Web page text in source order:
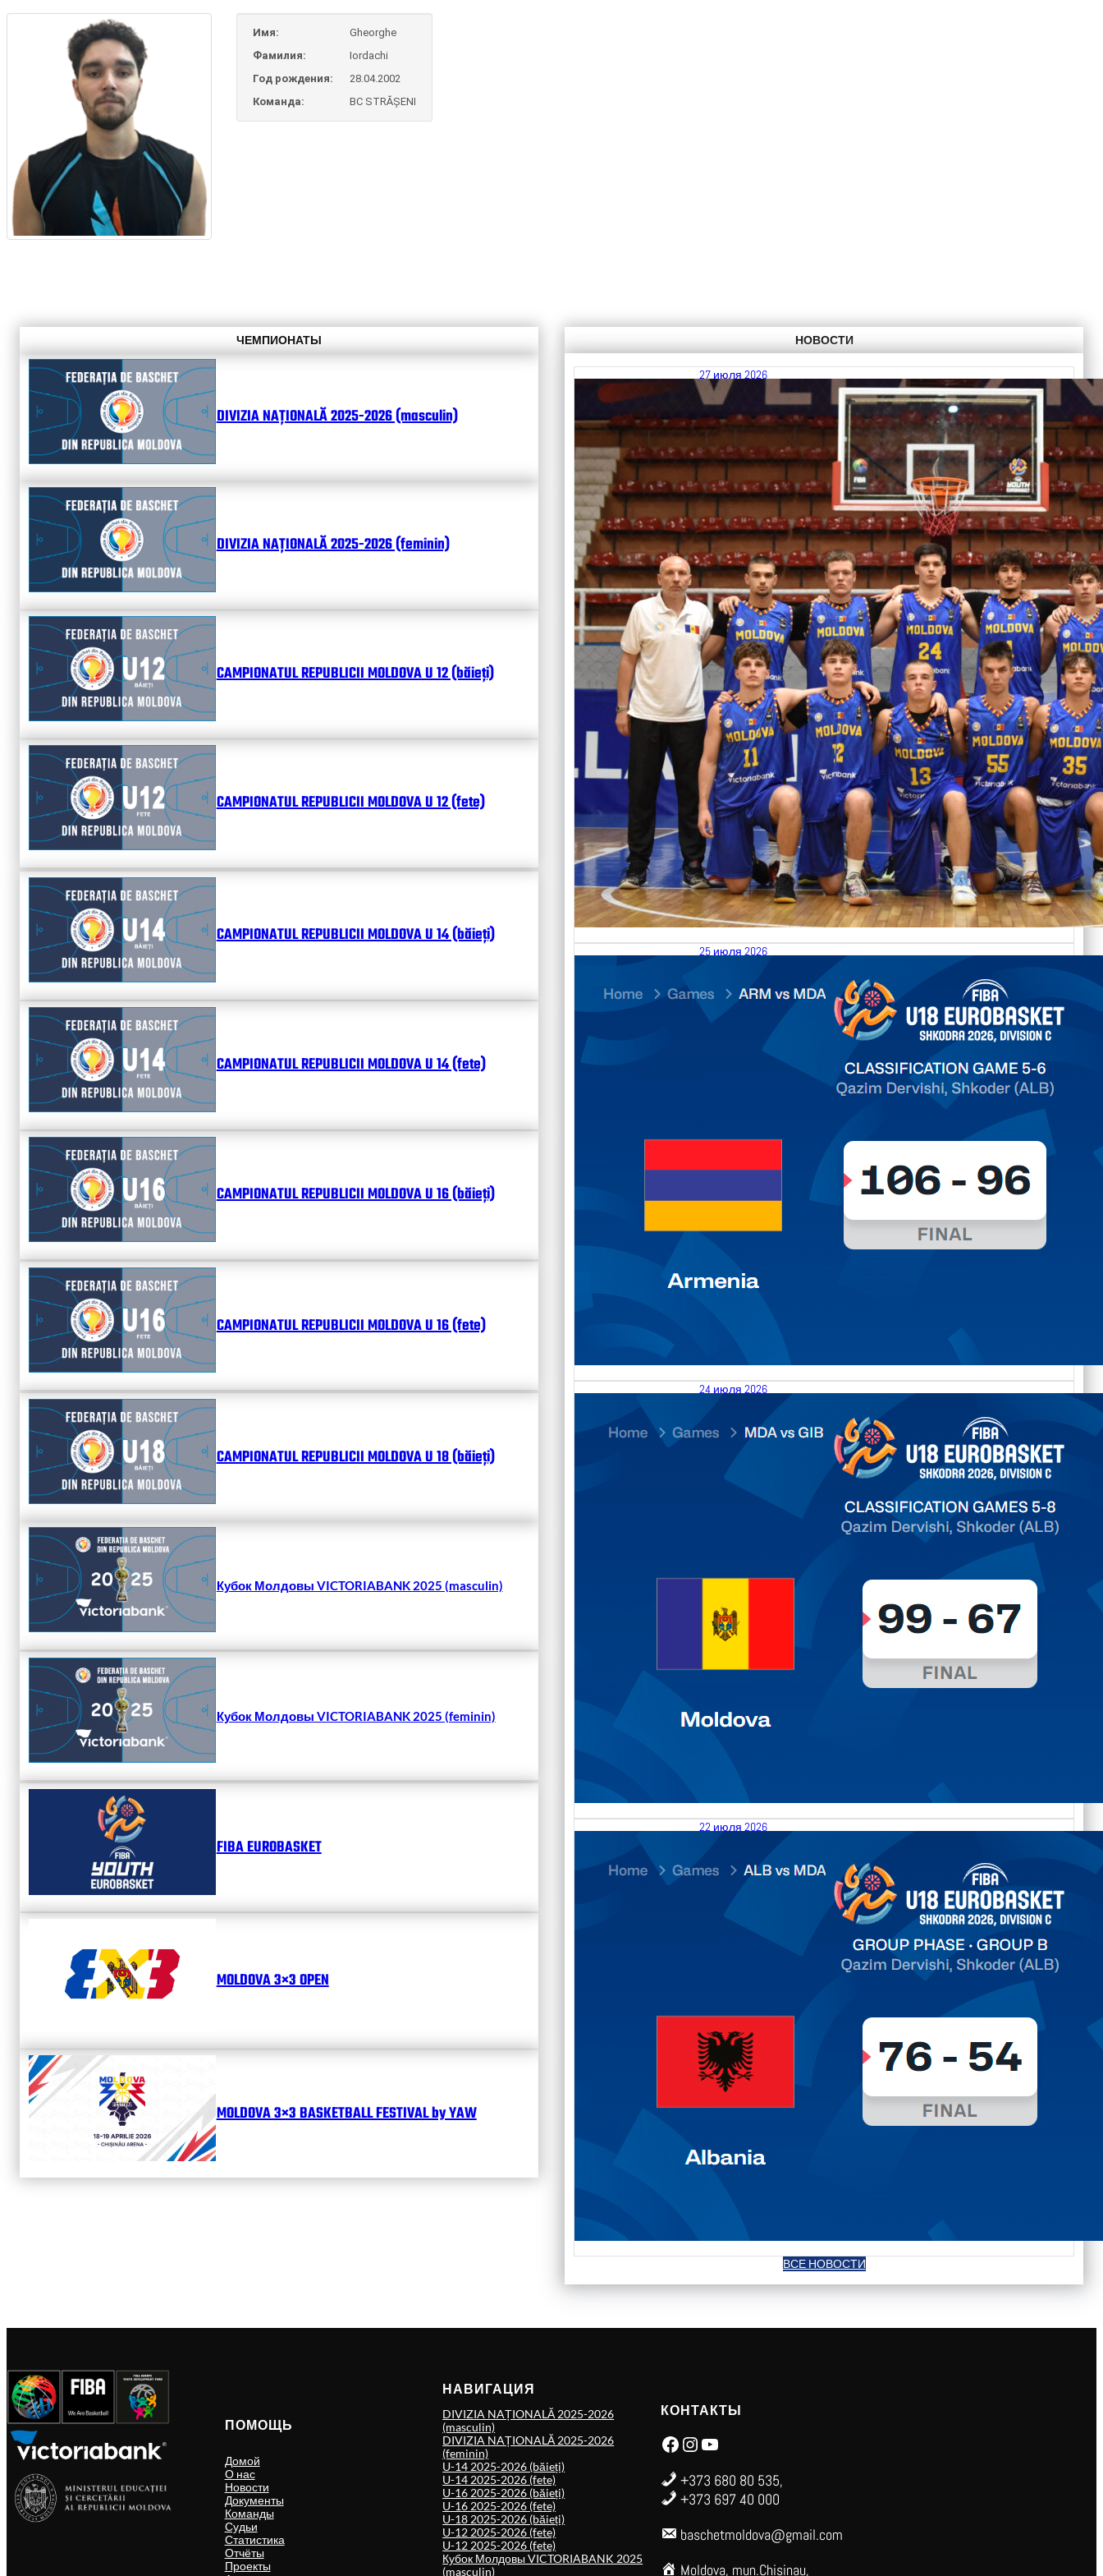
Имя:
Gheorghe
Фамилия:
Iordachi
Год рождения:
28.04.2002
Команда:
BC STRĂȘENI
ЧЕМПИОНАТЫ
DIVIZIA NAȚIONALĂ 2025-2026 (masculin)
DIVIZIA NAȚIONALĂ 2025-2026 (feminin)
CAMPIONATUL REPUBLICII MOLDOVA U 12 (băieți)
CAMPIONATUL REPUBLICII MOLDOVA U 12 (fete)
CAMPIONATUL REPUBLICII MOLDOVA U 14 (băieți)
CAMPIONATUL REPUBLICII MOLDOVA U 14 (fete)
CAMPIONATUL REPUBLICII MOLDOVA U 16 (băieți)
CAMPIONATUL REPUBLICII MOLDOVA U 16 (fete)
CAMPIONATUL REPUBLICII MOLDOVA U 18 (băieți)
Кубок Молдовы VICTORIABANK 2025 (masculin)
Кубок Молдовы VICTORIABANK 2025 (feminin)
FIBA EUROBASKET
MOLDOVA 3×3 OPEN
MOLDOVA 3×3 BASKETBALL FESTIVAL by YAW
НОВОСТИ
27 июля 2026
Итоги FIBA U18 EuroBasket 2026, Division C
КалендарьТаблица Выберите Обзор Статистика Матч сыгран 0
Читать далее
25 июля 2026
26.07.2026 Armenia vs Moldova FIBA U18 EuroBasket 2026,
Division C
КалендарьТаблица Выберите Обзор Статистика Матч сыгран 0
Читать далее
24 июля 2026
25.07.2026 Moldova vs Gibraltar FIBA U18 EuroBasket 2026,
Division C
КалендарьТаблица Выберите Обзор Статистика Матч сыгран 0
Читать далее
22 июля 2026
23.07.2026 Albania vs Moldova FIBA U18 EuroBasket 2026,
Division C
КалендарьТаблица Выберите Обзор Статистика Матч сыгран 0
Читать далее
ВСЕ НОВОСТИ
ПОМОЩЬ
Домой
О нас
Новости
Документы
Команды
Судьи
Статистика
Отчёты
Проекты
НАВИГАЦИЯ
DIVIZIA NAȚIONALĂ 2025-2026
(masculin)
DIVIZIA NAȚIONALĂ 2025-2026
(feminin)
U-14 2025-2026 (băieți)
U-14 2025-2026 (fete)
U-16 2025-2026 (băieți)
U-16 2025-2026 (fete)
U-18 2025-2026 (băieți)
U-12 2025-2026 (fete)
U-12 2025-2026 (fete)
Кубок Молдовы VICTORIABANK 2025
(masculin)
КОНТАКТЫ
Facebook Instagram YouTube
+373 680 80 535,
+373 697 40 000
baschetmoldova@gmail.com
Moldova, mun.Chisinau,